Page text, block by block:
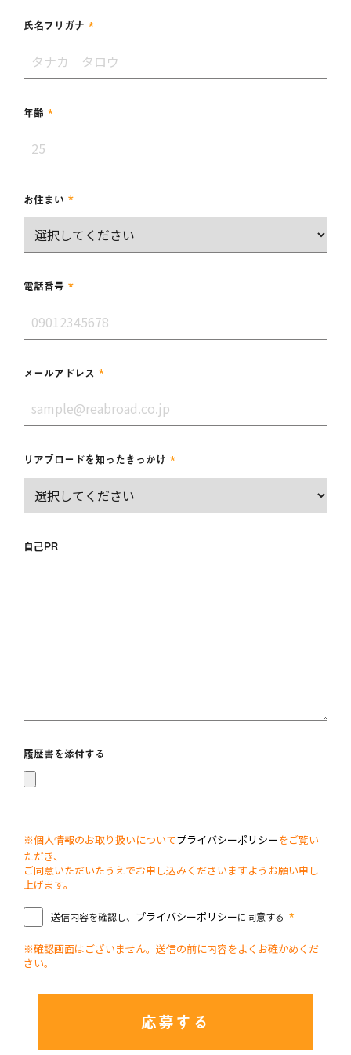
氏名フリガナ *
年齢 *
お住まい *
電話番号 *
メールアドレス *
リアブロードを知ったきっかけ *
自己PR
履歴書を添付する
※個人情報のお取り扱いについてプライバシーポリシーをご覧い
ただき、
ご同意いただいたうえでお申し込みくださいますようお願い申し
上げます。
送信内容を確認し、 プライバシーポリシーに同意する *
※確認画面はございません。送信の前に内容をよくお確かめくだ
さい。